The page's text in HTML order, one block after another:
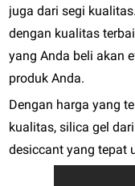
juga dari segi
dengan kualitas
yang Anda beli akan
produk Anda.
Dengan harga yang
kualitas, silica gel
desiccant yang tepat